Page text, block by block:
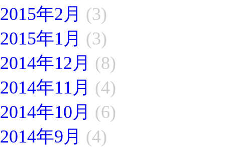
2015年2月 (3)
2015年1月 (3)
2014年12月 (8)
2014年11月 (4)
2014年10月 (6)
2014年9月 (4)